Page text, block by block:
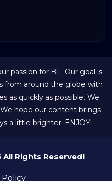
passion for BL. Our goal is
from around the globe with
as quickly as possible. We
hope our content brings
a little brighter. ENJOY!
All Rights Reserved!
Policy